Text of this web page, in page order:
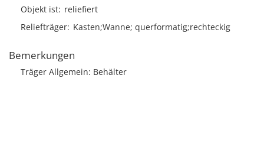
Objekt ist reliefiert
Reliefträger Kasten;Wanne; querformatig;rechteckig
Bemerkungen
Träger Allgemein: Behälter